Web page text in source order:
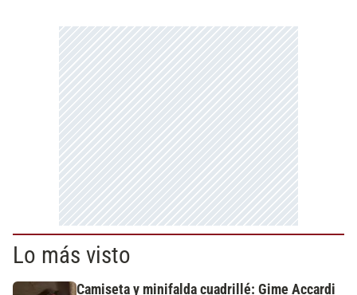
Lo más visto
Camiseta y minifalda cuadrillé: Gime Accardi